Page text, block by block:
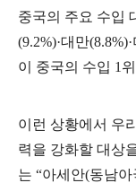
중국의 주요 수입
(9.2%)·대만(8.8%)·
이 중국의 수입 1
이런 상황에서 우
력을 강화할 대상
는 “아세안(동남